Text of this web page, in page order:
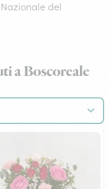
del
a Boscoreale